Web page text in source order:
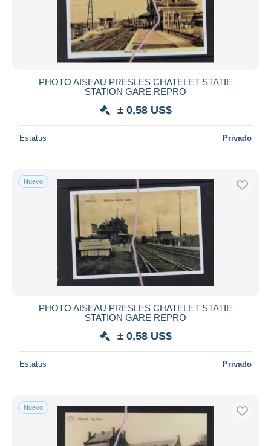
PHOTO AISEAU PRESLES CHATELET STATIE
STATION GARE REPRO
± 0,58 US$
Estatus Privado
Nuevo
PHOTO AISEAU PRESLES CHATELET STATIE
STATION GARE REPRO
± 0,58 US$
Estatus Privado
Nuevo